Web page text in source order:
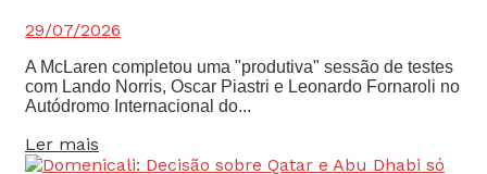
29/07/2026
A McLaren completou uma "produtiva" sessão de testes
com Lando Norris, Oscar Piastri e Leonardo Fornaroli no
Autódromo Internacional do...
Ler mais